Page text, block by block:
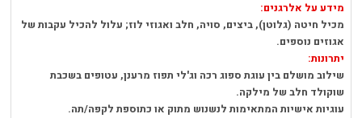
מידע על אלרגנים:
מכיל חיטה (גלוטן), ביצים, סויה, חלב ואגוזי לוז; עלול להכיל עקבות של
אגוזים נוספים.
יתרונות:
שילוב מושלם בין עוגת ספוג רכה וג'לי תפוז מרענן, עטופים בשכבת
שוקולד חלב של מילקה.
עוגיות אישיות המתאימות לנשנוש מתוק או כתוספת לקפה/תה.